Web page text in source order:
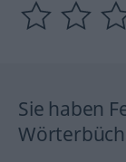
Sie haben